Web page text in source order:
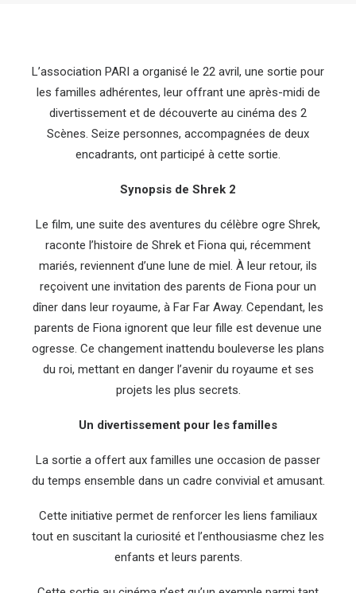
L’association PARI a organisé le 22 avril, une sortie pour
les familles adhérentes, leur offrant une après-midi de
divertissement et de découverte au cinéma des 2
Scènes. Seize personnes, accompagnées de deux
encadrants, ont participé à cette sortie.
Synopsis de Shrek 2
Le film, une suite des aventures du célèbre ogre Shrek,
raconte l’histoire de Shrek et Fiona qui, récemment
mariés, reviennent d’une lune de miel. À leur retour, ils
reçoivent une invitation des parents de Fiona pour un
dîner dans leur royaume, à Far Far Away. Cependant, les
parents de Fiona ignorent que leur fille est devenue une
ogresse. Ce changement inattendu bouleverse les plans
du roi, mettant en danger l’avenir du royaume et ses
projets les plus secrets.
Un divertissement pour les familles
La sortie a offert aux familles une occasion de passer
du temps ensemble dans un cadre convivial et amusant.
Cette initiative permet de renforcer les liens familiaux
tout en suscitant la curiosité et l’enthousiasme chez les
enfants et leurs parents.